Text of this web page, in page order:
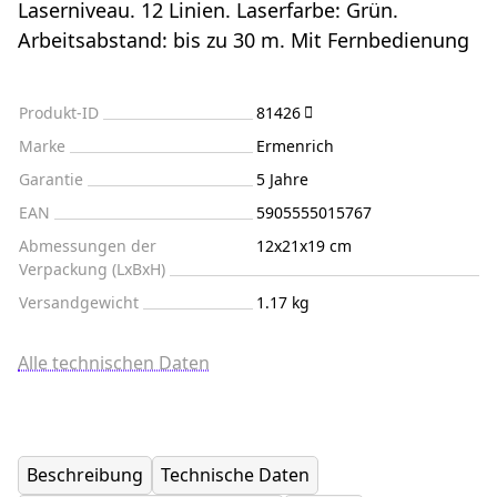
Laserniveau. 12 Linien. Laserfarbe: Grün.
Arbeitsabstand: bis zu 30 m. Mit Fernbedienung
Produkt-ID
81426
Marke
Ermenrich
Garantie
5 Jahre
EAN
5905555015767
Abmessungen der
Verpackung (LxBxH)
12x21x19 cm
Versandgewicht 1.17 kg
Alle technischen Daten
Beschreibung Technische Daten